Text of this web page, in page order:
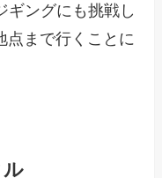
ギングにも挑戦し
点まで行くことに